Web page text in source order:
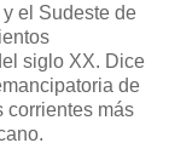
el Sudeste de
siglo XX. Dice
de
corrientes más